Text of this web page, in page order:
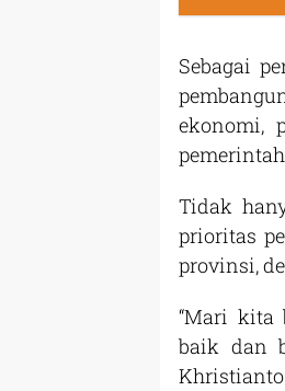
Sebagai
ekonomi,
Tidak
prioritas
provinsi,
“Mari kita
baik dan